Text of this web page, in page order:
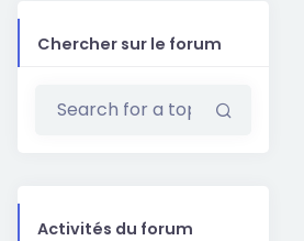
Chercher sur le forum
Activités du forum